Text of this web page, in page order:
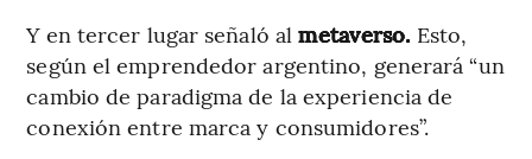
Y en tercer lugar señaló al metaverso. Esto,
según el emprendedor argentino, generará “un
cambio de paradigma de la experiencia de
conexión entre marca y consumidores”.